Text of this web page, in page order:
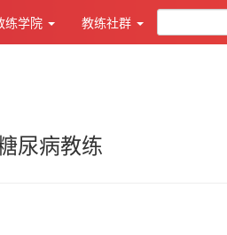
练学院 教练社群
尿病教练